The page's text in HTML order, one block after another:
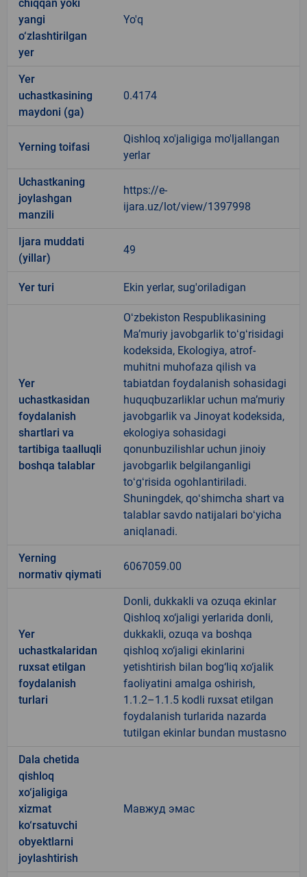
chiqqan yoki
yangi
o‘zlashtirilgan
yer
Yo'q
Yer
uchastkasining
maydoni (ga)
0.4174
Yerning toifasi
Qishloq xo'jaligiga mo'ljallangan
yerlar
Uchastkaning
joylashgan
manzili
https://e-
ijara.uz/lot/view/1397998
Ijara muddati
(yillar)
49
Yer turi Ekin yerlar, sug'oriladigan
Yer
uchastkasidan
foydalanish
shartlari va
tartibiga taalluqli
boshqa talablar
Oʻzbekiston Respublikasining
Maʼmuriy javobgarlik toʻgʻrisidagi
kodeksida, Ekologiya, atrof-
muhitni muhofaza qilish va
tabiatdan foydalanish sohasidagi
huquqbuzarliklar uchun maʼmuriy
javobgarlik va Jinoyat kodeksida,
ekologiya sohasidagi
qonunbuzilishlar uchun jinoiy
javobgarlik belgilanganligi
toʻgʻrisida ogohlantiriladi.
Shuningdek, qoʻshimcha shart va
talablar savdo natijalari boʻyicha
aniqlanadi.
Yerning
normativ qiymati
6067059.00
Yer
uchastkalaridan
ruxsat etilgan
foydalanish
turlari
Donli, dukkakli va ozuqa ekinlar
Qishloq xo‘jaligi yerlarida donli,
dukkakli, ozuqa va boshqa
qishloq xo‘jaligi ekinlarini
yetishtirish bilan bog‘liq xo‘jalik
faoliyatini amalga oshirish,
1.1.2–1.1.5 kodli ruxsat etilgan
foydalanish turlarida nazarda
tutilgan ekinlar bundan mustasno
Dala chetida
qishloq
xo‘jaligiga
xizmat
ko‘rsatuvchi
obyektlarni
joylashtirish
Мавжуд эмас